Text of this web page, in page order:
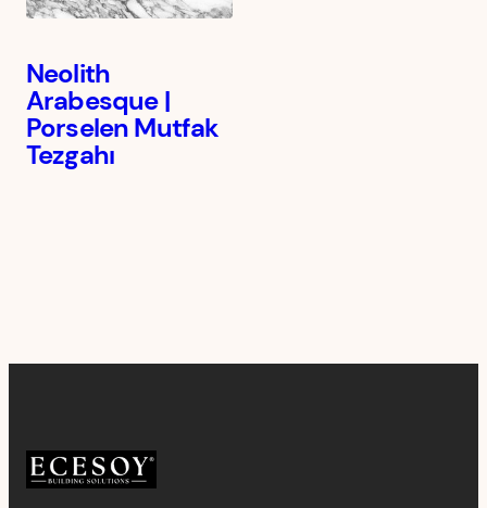
Neolith
Arabesque |
Porselen Mutfak
Tezgahı